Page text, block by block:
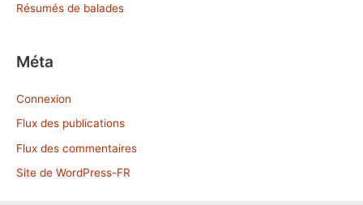
Résumés de balades
Méta
Connexion
Flux des publications
Flux des commentaires
Site de WordPress-FR